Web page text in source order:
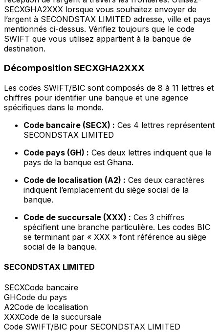
SECXGHA2XXX lorsque vous souhaitez envoyer de
l’argent à SECONDSTAX LIMITED adresse, ville et pays
mentionnés ci-dessus. Vérifiez toujours que le code
SWIFT que vous utilisez appartient à la banque de
destination.
Décomposition SECXGHA2XXX
Les codes SWIFT/BIC sont composés de 8 à 11 lettres et
chiffres pour identifier une banque et une agence
spécifiques dans le monde.
Code bancaire (SECX) : Ces 4 lettres représentent
SECONDSTAX LIMITED
Code pays (GH) : Ces deux lettres indiquent que le
pays de la banque est Ghana.
Code de localisation (A2) : Ces deux caractères
indiquent l’emplacement du siège social de la
banque.
Code de succursale (XXX) : Ces 3 chiffres
spécifient une branche particulière. Les codes BIC
se terminant par « XXX » font référence au siège
social de la banque.
SECONDSTAX LIMITED
SECXCode bancaire
GHCode du pays
A2Code de localisation
XXXCode de la succursale
Code SWIFT/BIC pour SECONDSTAX LIMITED